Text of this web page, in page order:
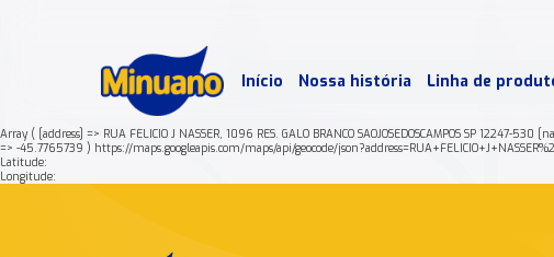
Início Nossa história Linha de
Array ( [address] => RUA FELICIO J NASSER, 1096 RES. GALO BRANCO SAOJOSEDOSCAMPOS SP 12247-530
=> -45.7765739 ) https://maps.googleapis.com/maps/api/geocode/
Latitude:
Longitude: